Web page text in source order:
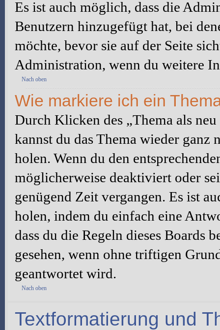
Es ist auch möglich, dass die
Benutzern hinzugefügt hat, bei
möchte, bevor sie auf der Seite
Administration, wenn du weitere
Nach oben
Wie markiere ich ein
Durch Klicken des „Thema als
kannst du das Thema wieder ganz
holen. Wenn du den
möglicherweise deaktiviert oder
genügend Zeit vergangen. Es ist
holen, indem du einfach eine
dass du die Regeln dieses Boards
gesehen, wenn ohne triftigen
geantwortet wird.
Nach oben
Textformatierung und